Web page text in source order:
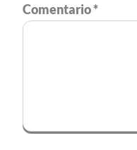
Comentario*